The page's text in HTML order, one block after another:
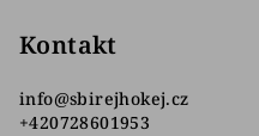
Kontakt
info@sbirejhokej.cz
+420728601953